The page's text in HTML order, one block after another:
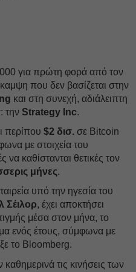
για πρώτη φορά από τον
που δεν βασίζεται στην
και στη συνεχή, αδιάλειπτη
την Strategy Inc.
περίπου $2 δισ. σε Bitcoin
με στοιχεία του
καθίστανται θετικές τον
μήνες.
υπό την ηγεσία του
Σέιλορ, έχει αποκτήσει
μέσα στον μήνα, το
ενός έτους, σύμφωνα με
το Bloomberg.
τις κινήσεις των